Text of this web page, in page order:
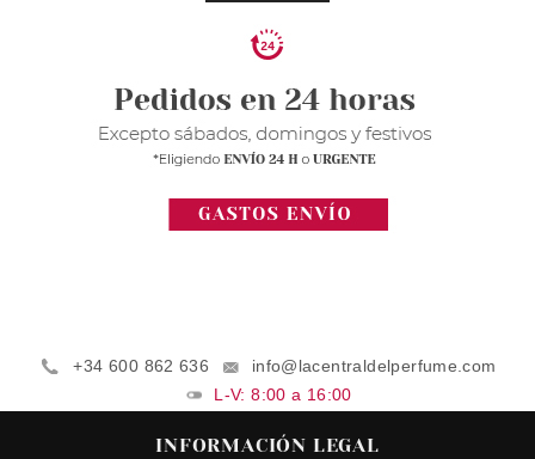
+34 600 862 636
info@lacentraldelperfume.com
L-V: 8:00 a 16:00
INFORMACIÓN LEGAL